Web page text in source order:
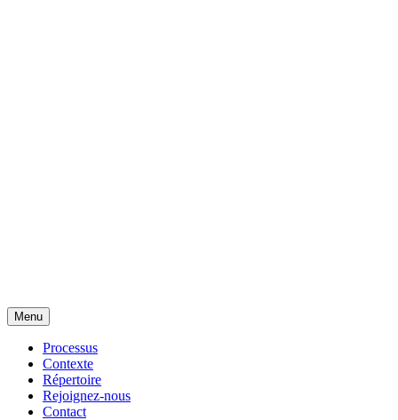
Menu
Processus
Contexte
Répertoire
Rejoignez-nous
Contact